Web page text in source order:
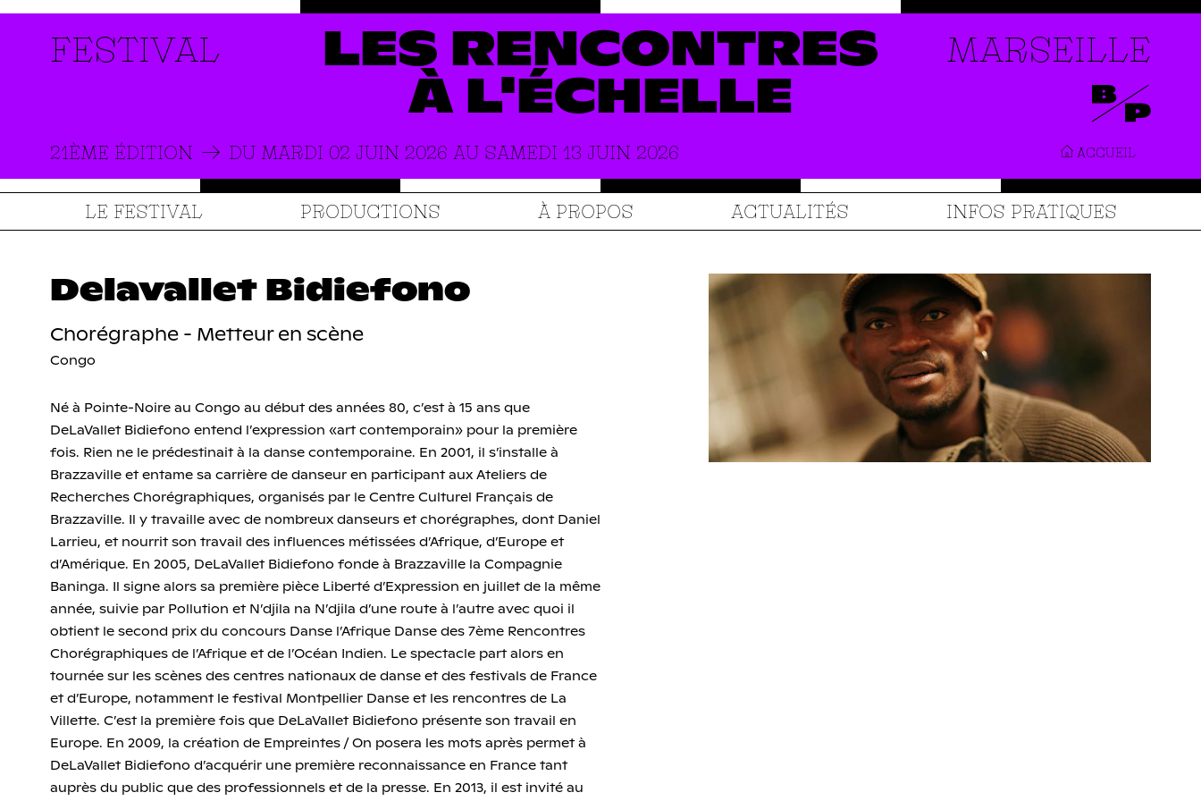
LES
RENCONTRES
À
L'ÉCHELLE
FESTIVAL MARSEILLE
21ÈME ÉDITION DU MARDI 02 JUIN 2026 AU SAMEDI 13 JUIN 2026 ACCUEIL
LE FESTIVAL PRODUCTIONS À PROPOS ACTUALITÉS INFOS PRATIQUES
Delavallet Bidiefono
Chorégraphe - Metteur en scène
Congo
Né à Pointe-Noire au Congo au début des années 80, c’est à 15 ans que
DeLaVallet Bidiefono entend l’expression «art contemporain» pour la première
fois. Rien ne le prédestinait à la danse contemporaine. En 2001, il s’installe à
Brazzaville et entame sa carrière de danseur en participant aux Ateliers de
Recherches Chorégraphiques, organisés par le Centre Culturel Français de
Brazzaville. Il y travaille avec de nombreux danseurs et chorégraphes, dont Daniel
Larrieu, et nourrit son travail des influences métissées d’Afrique, d’Europe et
d’Amérique. En 2005, DeLaVallet Bidiefono fonde à Brazzaville la Compagnie
Baninga. Il signe alors sa première pièce Liberté d’Expression en juillet de la même
année, suivie par Pollution et N’djila na N’djila d’une route à l’autre avec quoi il
obtient le second prix du concours Danse l’Afrique Danse des 7ème Rencontres
Chorégraphiques de l’Afrique et de l’Océan Indien. Le spectacle part alors en
tournée sur les scènes des centres nationaux de danse et des festivals de France
et d’Europe, notamment le festival Montpellier Danse et les rencontres de La
Villette. C’est la première fois que DeLaVallet Bidiefono présente son travail en
Europe. En 2009, la création de Empreintes / On posera les mots après permet à
DeLaVallet Bidiefono d’acquérir une première reconnaissance en France tant
auprès du public que des professionnels et de la presse. En 2013, il est invité au